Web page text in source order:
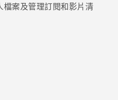
案及管理訂閱和影片清